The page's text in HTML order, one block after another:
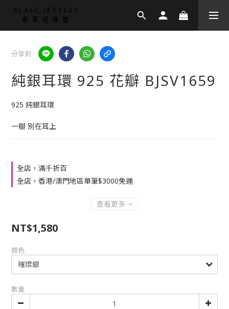
分享到
純銀耳環 925 花瓣 BJSV1659
925 純銀耳環
一瓣 別在耳上
全店，滿千折百
全店，香港/澳門地區單筆$3000免運
查看更多
NT$1,580
顏色
數量